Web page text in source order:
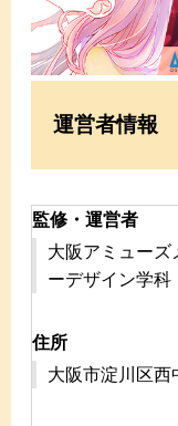
運営者情報
監修・運営者
大阪アミューズ
ーデザイン学科
住所
大阪市淀川区西